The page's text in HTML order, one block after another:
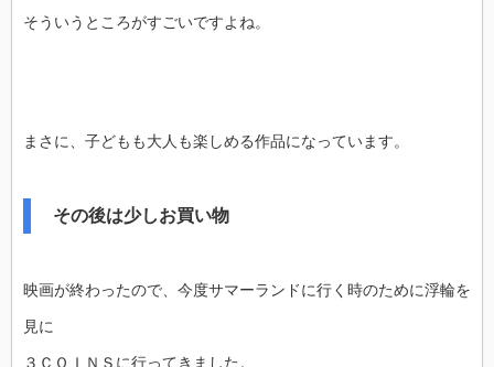
そういうところがすごいですよね。
まさに、子どもも大人も楽しめる作品になっています。
その後は少しお買い物
映画が終わったので、今度サマーランドに行く時のために浮輪を
見に
３ＣＯＩＮＳに行ってきました。